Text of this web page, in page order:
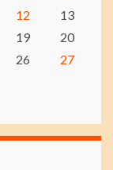
12
13
19
20
26
27